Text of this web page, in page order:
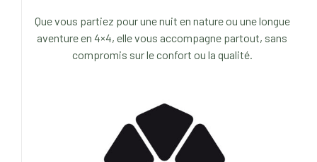
Que vous partiez pour une nuit en nature ou une longue
aventure en 4×4, elle vous accompagne partout, sans
compromis sur le confort ou la qualité.